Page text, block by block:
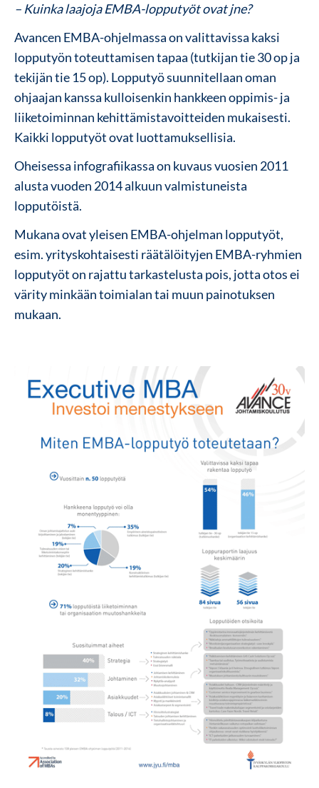
– Kuinka laajoja EMBA-lopputyöt ovat jne?
Avancen EMBA-ohjelmassa on valittavissa kaksi
lopputyön toteuttamisen tapaa (tutkijan tie 30 op ja
tekijän tie 15 op). Lopputyö suunnitellaan oman
ohjaajan kanssa kulloisenkin hankkeen oppimis- ja
liiketoiminnan kehittämistavoitteiden mukaisesti.
Kaikki lopputyöt ovat luottamuksellisia.
Oheisessa infografiikassa on kuvaus vuosien 2011
alusta vuoden 2014 alkuun valmistuneista
lopputöistä.
Mukana ovat yleisen EMBA-ohjelman lopputyöt,
esim. yrityskohtaisesti räätälöityjen EMBA-ryhmien
lopputyöt on rajattu tarkastelusta pois, jotta otos ei
värity minkään toimialan tai muun painotuksen
mukaan.